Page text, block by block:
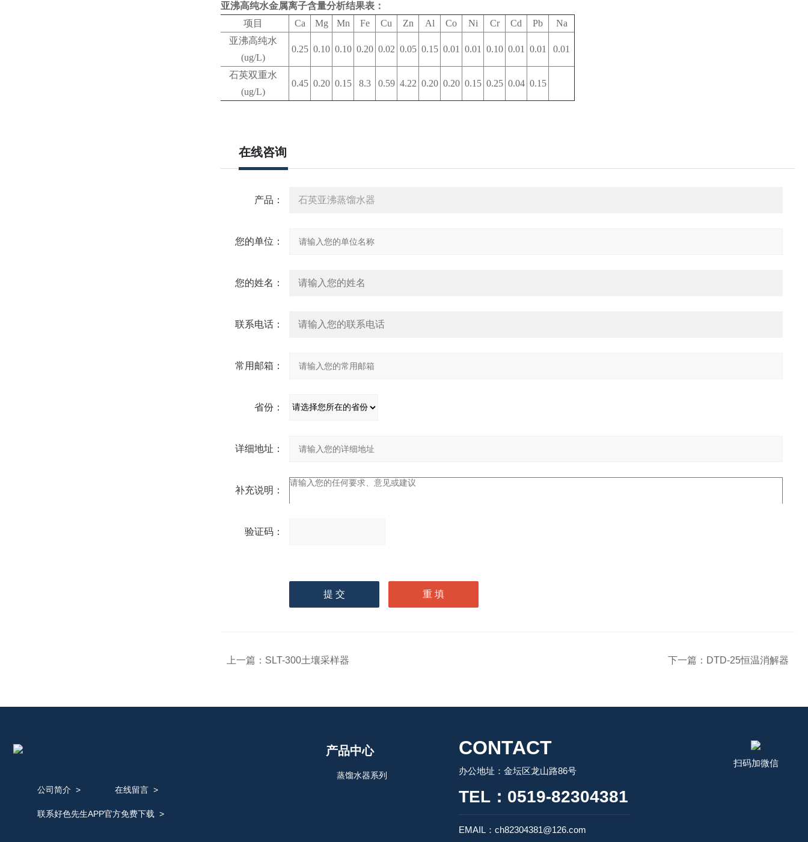
亚沸高纯水金属离子含量分析结果表：
项目
Ca Mg Mn Fe Cu Zn Al Co Ni Cr Cd Pb
Na
亚沸高纯水
(ug/L)
0.25 0.10 0.10 0.20 0.02 0.05 0.15 0.01 0.01 0.10 0.01 0.01 0.01
石英双重水
(ug/L)
0.45 0.20 0.15 8.3 0.59 4.22 0.20 0.20 0.15 0.25 0.04 0.15
在线咨询
产品：
您的单位：
您的姓名：
联系电话：
常用邮箱：
省份：
详细地址：
补充说明：
验证码：
输入计算结果（填写阿拉
上一篇： SLT-300土壤采样器 下一篇： DTD-25恒温消解器
公司简介 > 在线留言>
联系好色先生APP官方免费下载 >
产品中心
蒸馏水器系列
CONTACT
办公地址：金坛区龙山路86号
TEL：0519-82304381
EMAIL：ch82304381@126.com
扫码加微信